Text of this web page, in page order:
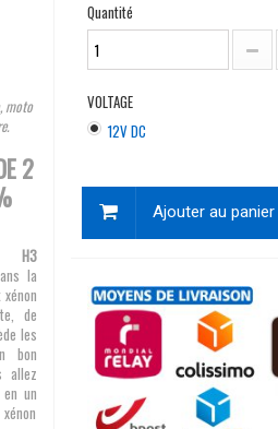
moto
2
H3
la
de
les
bon
allez
un
Quantité
VOLTAGE
12V DC
Ajouter au panier